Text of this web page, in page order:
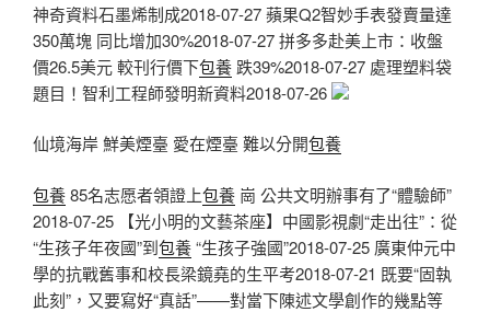
神奇資料石墨烯制成2018-07-27 蘋果Q2智妙手表發賣量達
350萬塊 同比增加30%2018-07-27 拼多多赴美上市：收盤
價26.5美元 較刊行價下包養 跌39%2018-07-27 處理塑料袋
題目！智利工程師發明新資料2018-07-26
仙境海岸 鮮美煙臺 愛在煙臺 難以分開包養
包養85名志愿者領證上包養 崗 公共文明辦事有了“體驗師”
2018-07-25 【光小明的文藝茶座】中國影視劇“走出往”：從
“生孩子年夜國”到包養“生孩子強國”2018-07-25 廣東仲元中
學的抗戰舊事和校長梁鏡堯的生平考2018-07-21 既要“固執
此刻”，又要寫好“真話”——對當下陳述文學創作的幾點等